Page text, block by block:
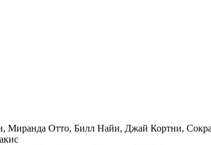
Миранда Отто, Билл Найи, Джай Кортни,